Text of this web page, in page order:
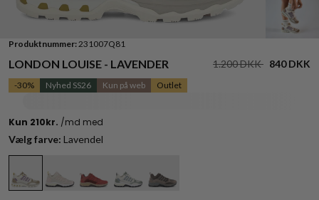
Produktnummer:231007Q81
LONDON LOUISE - LAVENDER 1.200 DKK 840 DKK
-30% Nyhed SS26 Kun på web Outlet
Vælg farve: Lavendel